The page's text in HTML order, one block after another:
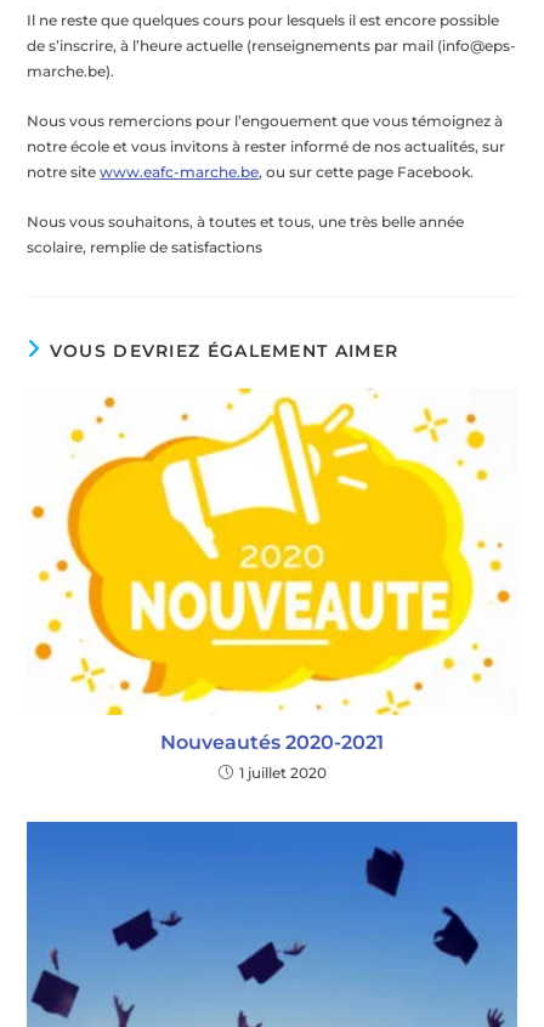
Il ne reste que quelques cours pour lesquels il est encore possible
de s’inscrire, à l’heure actuelle (renseignements par mail (info@eps-
marche.be).
Nous vous remercions pour l’engouement que vous témoignez à
notre école et vous invitons à rester informé de nos actualités, sur
notre sitewww.eafc-marche.be, ou sur cette page Facebook.
Nous vous souhaitons, à toutes et tous, une très belle année
scolaire, remplie de satisfactions
VOUS DEVRIEZ ÉGALEMENT AIMER
Nouveautés 2020-2021
1 juillet 2020